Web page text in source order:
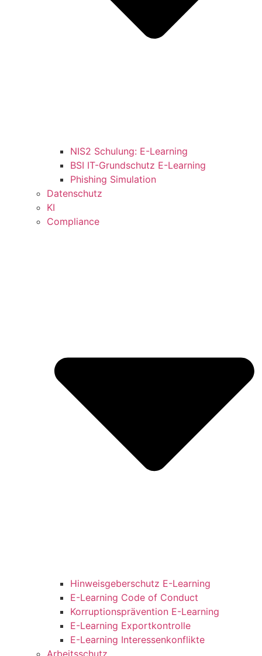
NIS2 Schulung: E-Learning
BSI IT-Grundschutz E-Learning
Phishing Simulation
Datenschutz
KI
Compliance
Hinweisgeberschutz E-Learning
E-Learning Code of Conduct
Korruptionsprävention E-Learning
E-Learning Exportkontrolle
E-Learning Interessenkonflikte